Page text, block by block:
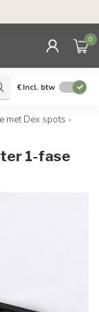
0
€Incl. btw
met Dex spots -
1-fase